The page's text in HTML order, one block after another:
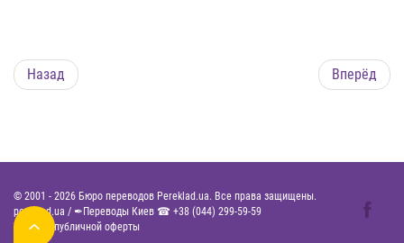
Назад Вперёд
© 2001 - 2026 Бюро переводов Pereklad.ua. Все права защищены.
pereklad.ua / ✒Переводы Киев ☎ +38 (044) 299-59-59
Договор публичной оферты